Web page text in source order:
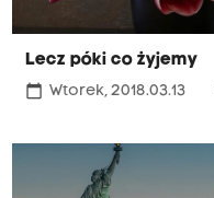
Lecz póki co żyjemy
calendar_today Wtorek, 2018.03.13